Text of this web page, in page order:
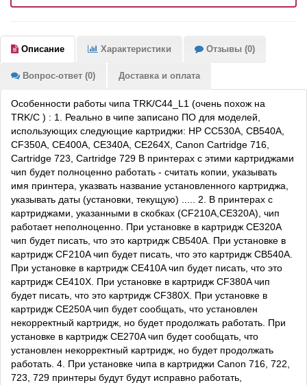
Описание Характеристики Отзывы (0)
Вопрос-ответ (0) Доставка и оплата
Особенности работы чипа TRK/С44_L1 (очень похож на
TRK/C ) : 1. Реально в чипе записано ПО для моделей,
использующих следующие картриджи: HP CC530A, CB540A,
CF350A, CE400A, CE340A, CE264X, Canon Cartridge 716,
Cartridge 723, Cartridge 729 В принтерах с этими картриджами
чип будет полноценно работать - считать копии, указывать
имя принтера, указвать название установленного картриджа,
указывать даты (установки, текущую) ..... 2. В принтерах с
картриджами, указанными в скобках (CF210A,CE320A), чип
работает неполноценно. При установке в картридж CE320A
чип будет писать, что это картридж CB540A. При установке в
картридж CF210A чип будет писать, что это картридж CB540A.
При установке в картридж CE410A чип будет писать, что это
картридж CE410X. При установке в картридж CF380A чип
будет писать, что это картридж CF380X. При установке в
картридж CE250A чип будет сообщать, что установлен
некорректный картридж, но будет продолжать работать. При
установке в картридж CE270A чип будет сообщать, что
установлен некорректный картридж, но будет продолжать
работать. 4. При установке чипа в картриджи Canon 716, 722,
723, 729 принтеры будут будут исправно работать,